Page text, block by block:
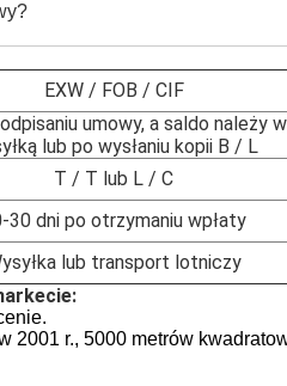
EXW / FOB / CIF
umowy, a saldo należy
lub po wysłaniu kopii B / L
T / T lub L / C
30 dni po otrzymaniu wpłaty
lub transport lotniczy
2001 r., 5000 metrów